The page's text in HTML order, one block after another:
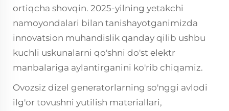
ortiqcha shovqin. 2025-yilning yetakchi
namoyondalari bilan tanishayotganimizda
innovatsion muhandislik qanday qilib ushbu
kuchli uskunalarni qo'shni do'st elektr
manbalariga aylantirganini ko'rib chiqamiz.
Ovozsiz dizel generatorlarning so'nggi avlodi
ilg'or tovushni yutilish materiallari,